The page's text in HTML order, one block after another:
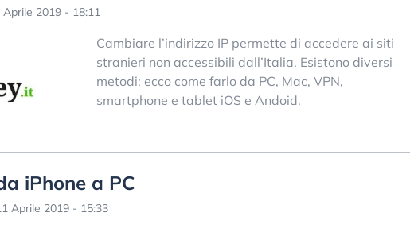
Aprile 2019 - 18:11
Cambiare l’indirizzo IP permette di accedere ai siti
stranieri non accessibili dall’Italia. Esistono diversi
metodi: ecco come farlo da PC, Mac, VPN,
smartphone e tablet iOS e Andoid.
iPhone a PC
Aprile 2019 - 15:33